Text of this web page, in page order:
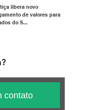
libera novo
de valores para
do S...
contato